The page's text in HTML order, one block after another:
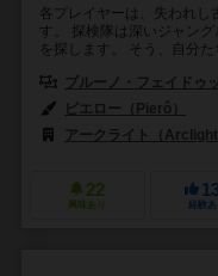
各プレイヤーは、失われし
す。 探検隊は深いジャン
を探します。 そう、自分た
ブルーノ・フェイドゥ
ピエロー（Pierô）
アークライト（Arclight
22
興味あり 経験あ